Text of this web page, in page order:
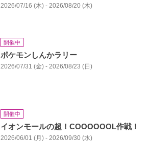
2026/07/16 (木) - 2026/08/20 (木)
開催中
ポケモンしんかラリー
2026/07/31 (金) - 2026/08/23 (日)
開催中
イオンモールの超！COOOOOOL作戦！
2026/06/01 (月) - 2026/09/30 (水)